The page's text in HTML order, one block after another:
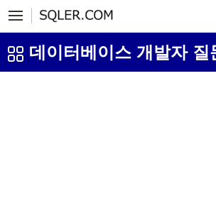
데이터베이스 개발자 질문과 답변